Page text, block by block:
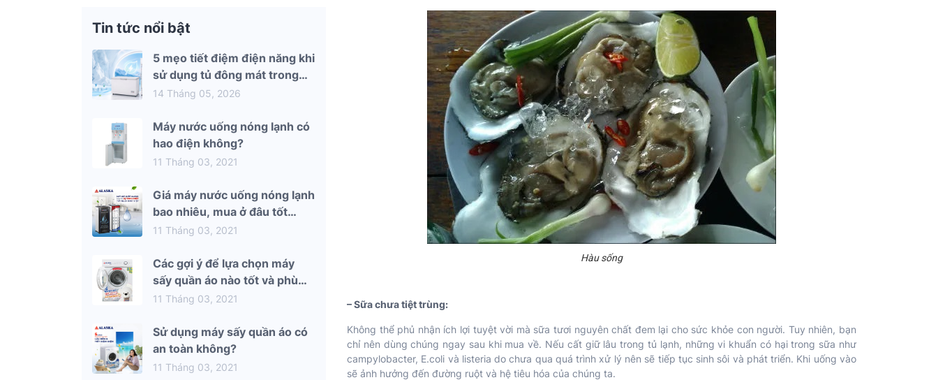
Tin tức nổi bật
5 mẹo tiết điệm điện năng khi
sử dụng tủ đông mát trong
mùa hè 2026
14 Tháng 05, 2026
Máy nước uống nóng lạnh có
hao điện không?
11 Tháng 03, 2021
Giá máy nước uống nóng lạnh
bao nhiêu, mua ở đâu tốt
nhất?
11 Tháng 03, 2021
Các gợi ý để lựa chọn máy
sấy quần áo nào tốt và phù
hợp nhất với gia đình bạn
11 Tháng 03, 2021
Sử dụng máy sấy quần áo có
an toàn không?
11 Tháng 03, 2021
Hàu sống
– Sữa chưa tiệt trùng:
Không thể phủ nhận ích lợi tuyệt vời mà sữa tươi nguyên chất đem lại cho sức khỏe con người. Tuy nhiên, bạn
chỉ nên dùng chúng ngay sau khi mua về. Nếu cất giữ lâu trong tủ lạnh, những vi khuẩn có hại trong sữa như
campylobacter, E.coli và listeria do chưa qua quá trình xử lý nên sẽ tiếp tục sinh sôi và phát triển. Khi uống vào
sẽ ảnh hưởng đến đường ruột và hệ tiêu hóa của chúng ta.